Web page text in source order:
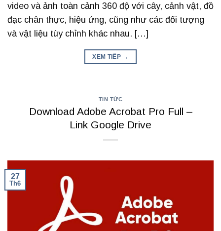
video và ảnh toàn cảnh 360 độ với cây, cảnh vật, đồ
đạc chân thực, hiệu ứng, cũng như các đối tượng
và vật liệu tùy chỉnh khác nhau. […]
XEM TIẾP →
TIN TỨC
Download Adobe Acrobat Pro Full –
Link Google Drive
27
Th6